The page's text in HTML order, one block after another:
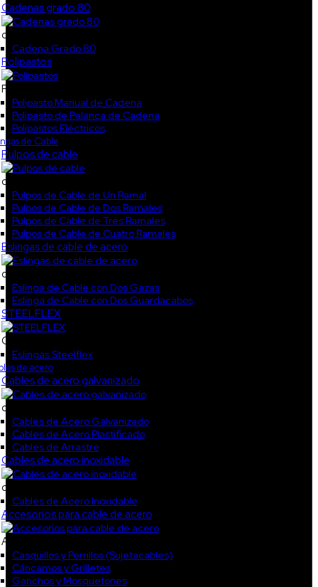
Cadenas grado 80
cokl3
Cadena Grado 80
Polipastos
Polipastos
Polipasto Manual de Cadena
Polipasto de Palanca de Cadena
Polipastos Eléctricos
de Cable
Pulpos de cable
col1
Pulpos de Cable de Un Ramal
Pulpos de Cable de Dos Ramales
Pulpos de Cable de Tres Ramales
Pulpos de Cable de Cuatro Ramales
Eslingas de cable de acero
col2
Eslinga de Cable con Dos Gazas
Eslinga de Cable con Dos Guardacabos
STEELFLEX
CAT_STEELF
Eslingas Steelflex
de acero
Cables de acero galvanizado
col1
Cables de Acero Galvanizado
Cables de Acero Plastificado
Cables de Arrastre
Cables de acero inoxidable
col3
Cables de Acero Inoxidable
Accesorios para cable de acero
Accesorios galvanizados2
Casquillos y Perrillos (Sujetacables)
Cáncamos y Grilletes
Ganchos y Mosquetones